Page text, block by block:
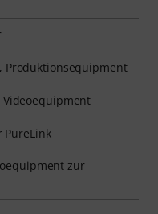
Produktionsequipment
zur